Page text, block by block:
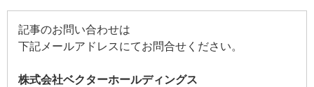
記事のお問い合わせは
下記メールアドレスにてお問合せください。
株式会社ベクターホールディングス